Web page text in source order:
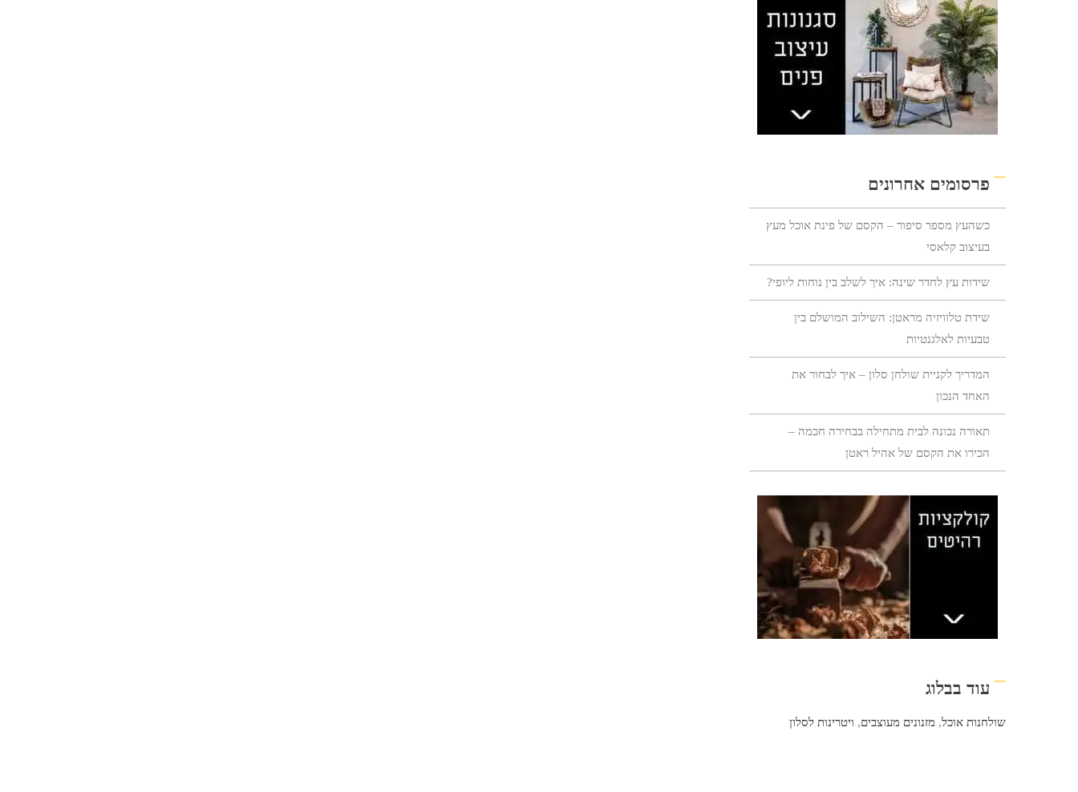
פרסומים אחרונים
כשהעץ מספר סיפור – הקסם של פינת אוכל מעץ
בעיצוב קלאסי
שידות עץ לחדר שינה: איך לשלב בין נוחות ליופי?
שידת טלוויזיה מראטן: השילוב המושלם בין
טבעיות לאלגנטיות
המדריך לקניית שולחן סלון – איך לבחור את
האחד הנכון
תאורה נכונה לבית מתחילה בבחירה חכמה –
הכירו את הקסם של אהיל ראטן
עוד בבלוג
שולחנות אוכל, מזנונים מעוצבים, ויטרינות לסלון